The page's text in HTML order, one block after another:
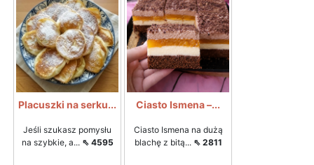
Placuszki na serku...
Jeśli szukasz pomysłu
na szybkie, a... ⇖ 4595
Ciasto Ismena –...
Ciasto Ismena na dużą
blachę z bitą... ⇖ 2811